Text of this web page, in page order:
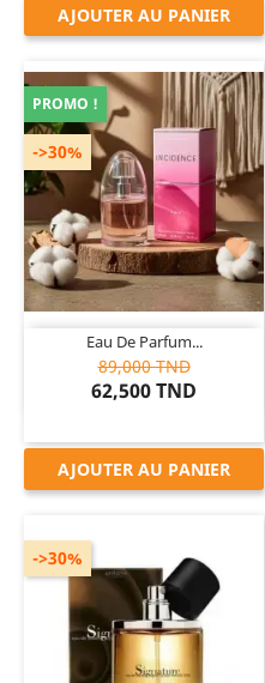
AJOUTER AU PANIER

Eau De Parfum...
89,000 TND
62,500 TND
->30%
PROMO !
AJOUTER AU PANIER
->30%